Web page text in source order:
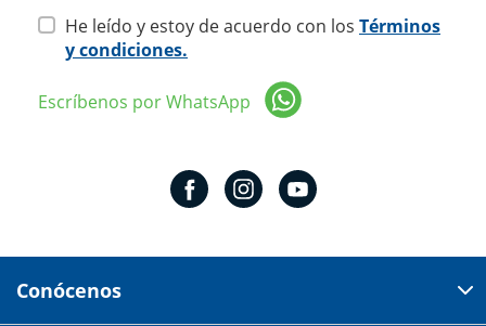
He leído y estoy de acuerdo con los Términos
y condiciones.
Escríbenos por WhatsApp
Conócenos